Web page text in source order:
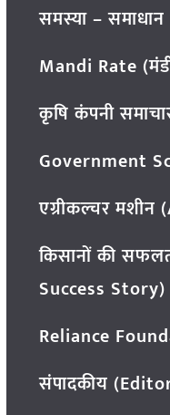
समस्या –
Mandi Rate
कृषि कंपनी
Government
एग्रीकल्चर
किसानों की
Success Story)
Reliance
संपादकीय